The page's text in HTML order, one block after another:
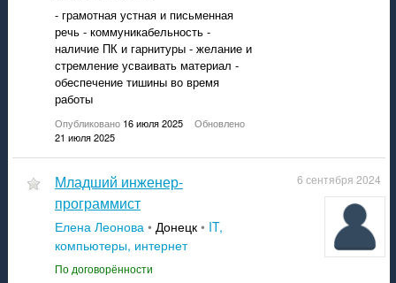
- грамотная устная и письменная
речь - коммуникабельность -
наличие ПК и гарнитуры - желание и
стремление усваивать материал -
обеспечение тишины во время
работы
Опубликовано16 июля 2025
Обновлено
21 июля 2025
младший инженер-
программист
Елена Леонова • Донецк • IT,
компьютеры, интернет
По договорённости
6 сентября 2024